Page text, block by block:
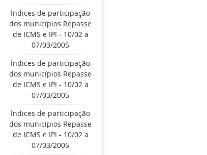
Índices de participação
dos municípios Repasse
de ICMS e IPI - 10/02 a
07/03/2005
Índices de participação
dos municípios Repasse
de ICMS e IPI - 10/02 a
07/03/2005
Índices de participação
dos municípios Repasse
de ICMS e IPI - 10/02 a
07/03/2005